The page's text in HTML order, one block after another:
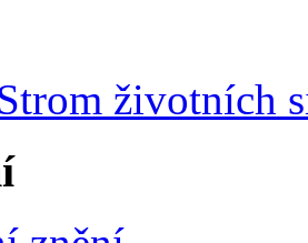
životních